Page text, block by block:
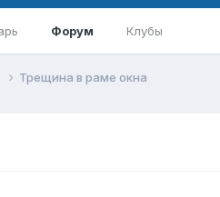
Форум Клубы
Трещина в раме окна